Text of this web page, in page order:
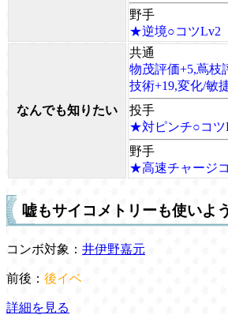
野手
★逆境○コツLv2
なんでも知りたい
共通
物茂評価+5,蔦枝
技術+19,変化/敏
投手
★対ピンチ○コツ
野手
★高速チャージ
嘘もサイコメトリーも使いよう
コンボ対象： 井伊野嘉元
前後： 後イベ
詳細を見る